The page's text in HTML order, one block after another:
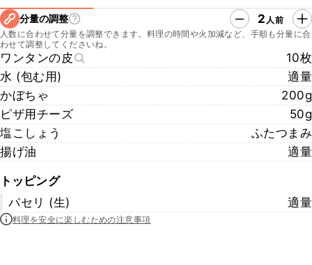
分量の調整 2 人前
人数に合わせて分量を調整できます。料理の時間や火加減など、手順も分量に合
わせて調整してくださいね。
ワンタンの皮
10枚
水 (包む用)
適量
かぼちゃ
200g
ピザ用チーズ
50g
塩こしょう
ふたつまみ
揚げ油
適量
トッピング
パセリ (生)
適量
料理を安全に楽しむための注意事項